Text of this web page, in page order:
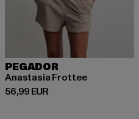
PEGADOR
Anastasia Frottee
56,99 EUR
Derzeitiger Preis: 56,99 EUR